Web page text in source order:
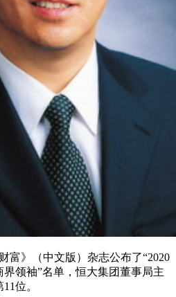
富》（中文版）杂志公布了“2020
领袖”名单，恒大集团董事局主
位。